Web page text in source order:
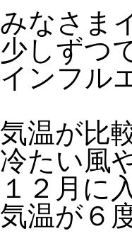
みなさま
少しずつ
インフル
気温が比
冷たい風
１２月に
気温が６